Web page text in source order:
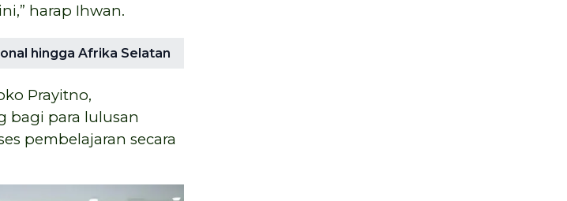
harap Ihwan.
hingga Afrika Selatan
Prayitno,
bagi para lulusan
pembelajaran secara